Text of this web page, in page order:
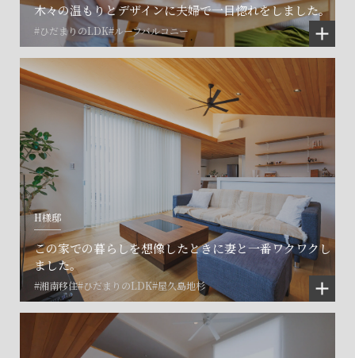
木々の温もりとデザインに夫婦で一目惚れをしました。
#ひだまりのLDK#ルーフバルコニー
H様邸
この家での暮らしを想像したときに妻と一番ワクワクし
ました。
#湘南移住#ひだまりのLDK#屋久島地杉
©SET inc.